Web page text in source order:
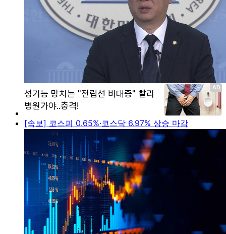
[속보] 코스피 0.65%·코스닥 6.97% 상승 마감